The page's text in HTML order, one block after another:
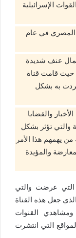
الإسرائيلية
في عام
عنف شديدة
حيث قامت قناة
به بشكل
والقضايا
والتي تؤثر بشكل
يهمهم هذا الأمر
والمؤيدة
التي عرضت والتي
جعل هذه القناة
القنوات
التي انتشرت